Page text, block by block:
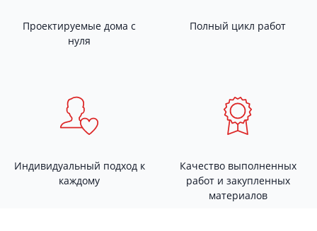
Проектируемые дома с
нуля
Полный цикл работ
Индивидуальный подход к
каждому
Качество выполненных
работ и закупленных
материалов